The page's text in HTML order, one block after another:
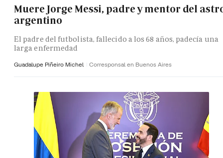
Muere Jorge Messi, padre y mentor del
argentino
El padre del futbolista, fallecido a los 68 años, padecía una
larga enfermedad
Guadalupe Piñeiro Michel Corresponsal en Buenos Aires